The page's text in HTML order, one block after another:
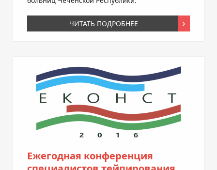
ЧИТАТЬ ПОДРОБНЕЕ
Ежегодная конференция